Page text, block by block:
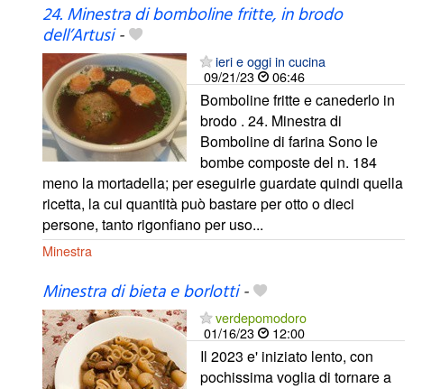
24. Minestra di bomboline fritte, in brodo
dell’Artusi-
ieri e oggi in cucina
09/21/23
06:46
Bomboline fritte e canederlo in
brodo . 24. Minestra di
Bomboline di farina Sono le
bombe composte del n. 184
meno la mortadella; per eseguirle guardate quindi quella
ricetta, la cui quantità può bastare per otto o dieci
persone, tanto rigonfiano per uso...
Minestra
Minestra di bieta e borlotti-
verdepomodoro
01/16/23
12:00
Il 2023 e' iniziato lento, con
pochissima voglia di tornare a